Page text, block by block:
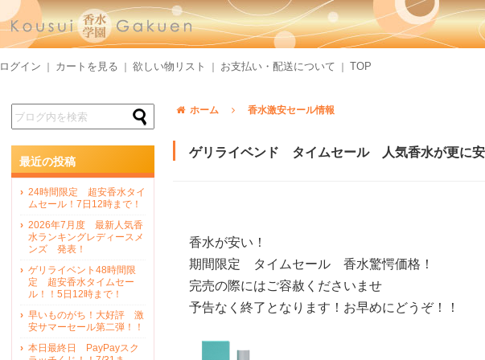
ログイン カートを見る 欲しい物リスト お支払い・配送について TOP
ホーム 香水激安セール情報
ゲリライベンド タイムセール 人気香水が更に
香水が安い！
期間限定 タイムセール 香水驚愕価格！
完売の際にはご容赦くださいませ
予告なく終了となります！お早めにどうぞ！！
最近の投稿
24時間限定 超安香水タイ
ムセール！7日12時まで！
2026年7月度 最新人気香
水ランキングレディースメ
ンズ 発表！
ゲリライベント48時間限
定 超安香水タイムセー
ル！！5日12時まで！
早いものがち！大好評 激
安サマーセール第二弾！！
本日最終日 PayPayスク